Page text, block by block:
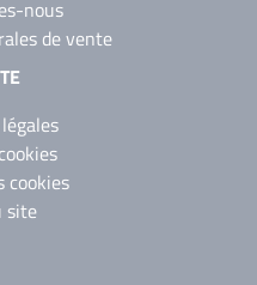
nous
de vente
cookies
site